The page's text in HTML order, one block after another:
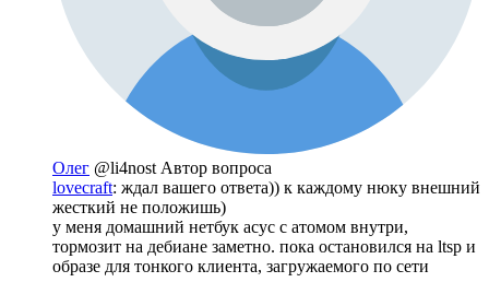
Олег @li4nost Автор вопроса
lovecraft: ждал вашего ответа)) к каждому нюку внешний
жесткий не положишь)
у меня домашний нетбук асус с атомом внутри,
тормозит на дебиане заметно. пока остановился на ltsp и
образе для тонкого клиента, загружаемого по сети